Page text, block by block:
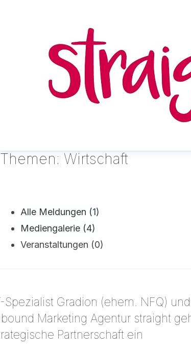
Themen: Wirtschaft
Alle Meldungen (1)
Mediengalerie (4)
Veranstaltungen (0)
Spezialist Gradion (ehem. NFQ) und
Marketing Agentur straight
Partnerschaft ein